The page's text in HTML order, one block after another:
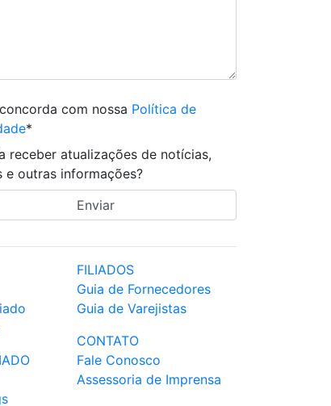
com nossa Política de
*
receber atualizações de notícias,
e outras informações?
FILIADOS
Guia de Fornecedores
Guia de Varejistas
CONTATO
Fale Conosco
Assessoria de Imprensa